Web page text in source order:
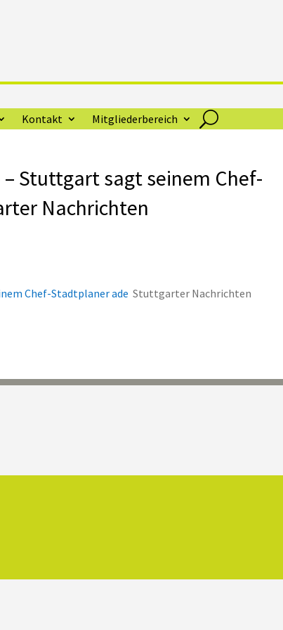
Kontakt Mitgliederbereich
Stuttgart sagt seinem Chef-
Nachrichten
Chef-Stadtplaner ade Stuttgarter Nachrichten